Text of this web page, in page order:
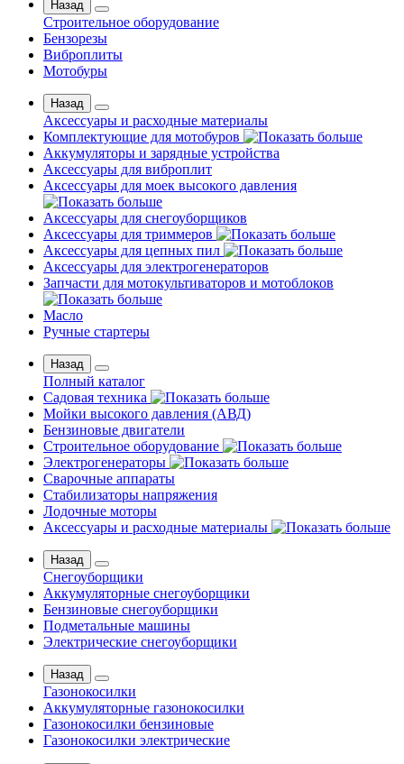
Назад
Строительное оборудование
Бензорезы
Виброплиты
Мотобуры
Назад
Аксессуары и расходные материалы
Комплектующие для мотобуров
Аккумуляторы и зарядные устройства
Аксессуары для виброплит
Аксессуары для моек высокого давления
Аксессуары для снегоуборщиков
Аксессуары для триммеров
Аксессуары для цепных пил
Аксессуары для электрогенераторов
Запчасти для мотокультиваторов и мотоблоков
Масло
Ручные стартеры
Назад
Полный каталог
Садовая техника
Мойки высокого давления (АВД)
Бензиновые двигатели
Строительное оборудование
Электрогенераторы
Сварочные аппараты
Стабилизаторы напряжения
Лодочные моторы
Аксессуары и расходные материалы
Назад
Снегоуборщики
Аккумуляторные снегоуборщики
Бензиновые снегоуборщики
Подметальные машины
Электрические снегоуборщики
Назад
Газонокосилки
Аккумуляторные газонокосилки
Газонокосилки бензиновые
Газонокосилки электрические